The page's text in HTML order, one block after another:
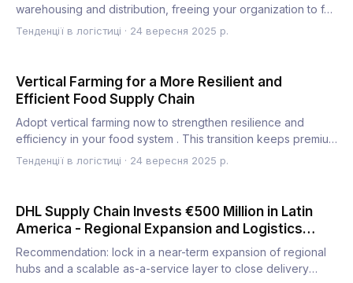
warehousing and distribution, freeing your organization to f…
Тенденції в логістиці · 24 вересня 2025 р.
Vertical Farming for a More Resilient and
Efficient Food Supply Chain
Adopt vertical farming now to strengthen resilience and
efficiency in your food system . This transition keeps premium
y…
Тенденції в логістиці · 24 вересня 2025 р.
DHL Supply Chain Invests €500 Million in Latin
America - Regional Expansion and Logistics
Transformation
Recommendation: lock in a near-term expansion of regional
hubs and a scalable as-a-service layer to close delivery